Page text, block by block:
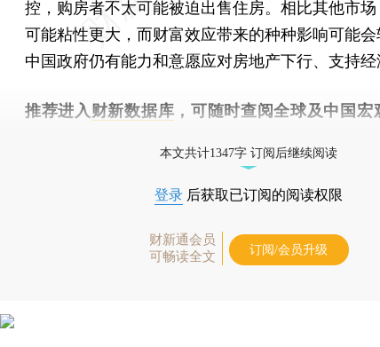
控，购房者不太可能被迫出售住房。相比其他市
可能粘性更大，而财富效应带来的种种影响可能会
中国政府仍有能力和意愿应对房地产下行、支持经
推荐进入 财新数据库 ，可随时查阅全球及中国
本文共计1347字 订阅后继续阅读
登录 后获取已订阅的阅读权限
财新通会员
可畅读全文
订阅/会员升级